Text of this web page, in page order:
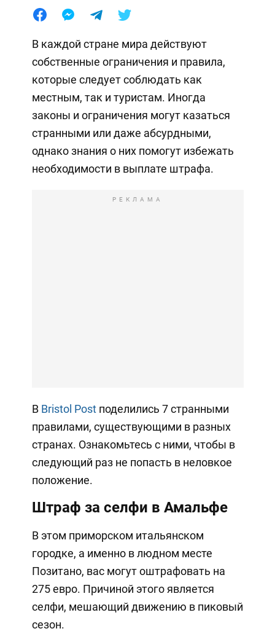
В каждой стране мира действуют
собственные ограничения и правила,
которые следует соблюдать как
местным, так и туристам. Иногда
законы и ограничения могут казаться
странными или даже абсурдными,
однако знания о них помогут избежать
необходимости в выплате штрафа.
РЕКЛАМА
В Bristol Postподелились 7 странными
правилами, существующими в разных
странах. Ознакомьтесь с ними, чтобы в
следующий раз не попасть в неловкое
положение.
Штраф за селфи в Амальфе
В этом приморском итальянском
городке, а именно в людном месте
Позитано, вас могут оштрафовать на
275 евро. Причиной этого является
селфи, мешающий движению в пиковый
сезон.